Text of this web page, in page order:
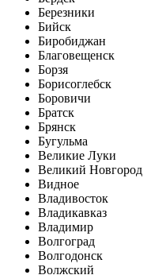
Березники
Бийск
Биробиджан
Благовещенск
Борзя
Борисоглебск
Боровичи
Братск
Брянск
Бугульма
Великие Луки
Великий Новгород
Видное
Владивосток
Владикавказ
Владимир
Волгоград
Волгодонск
Волжский